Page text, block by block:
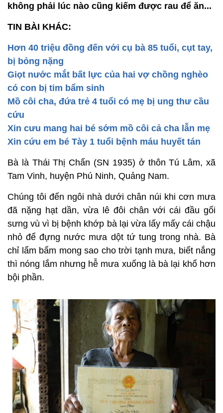
không phải lúc nào cũng kiếm được rau để ăn...
TIN BÀI KHÁC:
Hơn 40 triệu đồng đến với cụ bà 85 tuổi, cụt tay,
bị bỏng nặng
Giọt nước mắt bất lực của hai vợ chồng nghèo
có con bị tim bẩm sinh
Mồ côi cha, đứa trẻ 4 tuổi có mẹ bị ung thư cầu
cứu
Xin cưu mang hai bé sớm mồ côi cả cha lẫn mẹ
Xin cứu em bé Tày 1 tuổi bệnh máu huyết tán
Bà là Thái Thị Chẩn (SN 1935) ở thôn Tú Lâm, xã
Tam Vinh, huyện Phú Ninh, Quảng Nam.
Chúng tôi đến ngôi nhà dưới chân núi khi cơn mưa
đã nặng hạt dần, vừa lê đôi chân với cái đầu gối
sưng vù vì bị bệnh khớp bà lại vừa lấy mấy cái chậu
nhỏ để đựng nước mưa dột tứ tung trong nhà. Bà
chỉ lẩm bẩm mong sao cho trời tạnh mưa, biết nắng
thì nóng lắm nhưng hễ mưa xuống là bà lại khổ hơn
bội phần.